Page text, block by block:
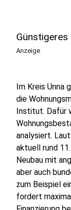
Günstigeres
Anzeige
Im Kreis Unna
die
Institut. Dafür
analysiert.
aktuell rund
Neubau mit
aber auch
zum Beispiel
fordert